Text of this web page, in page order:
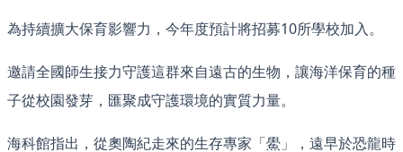
為持續擴大保育影響力，今年度預計將招募10所學校加入。
邀請全國師生接力守護這群來自遠古的生物，讓海洋保育的種
子從校園發芽，匯聚成守護環境的實質力量。
海科館指出，從奧陶紀走來的生存專家「鱟」，遠早於恐龍時